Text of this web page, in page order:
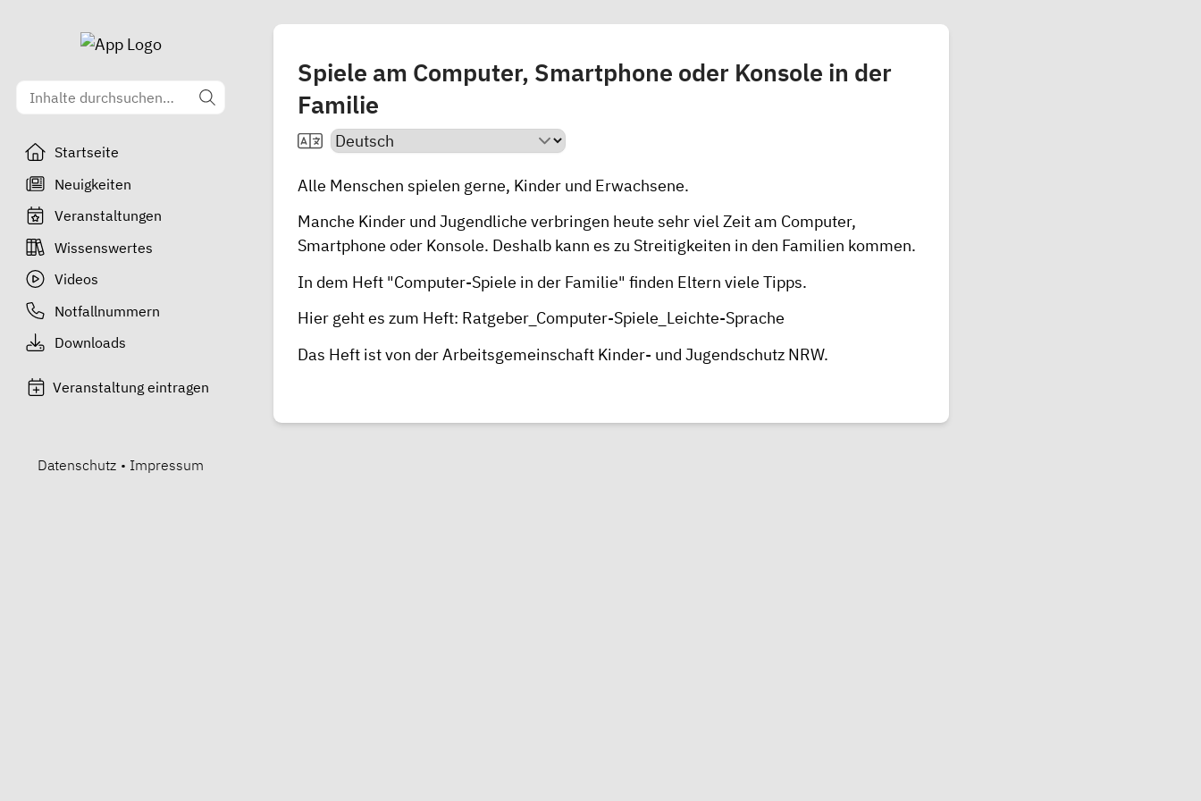
Startseite
Neuigkeiten
Veranstaltungen
Wissenswertes
Videos
Notfallnummern
Downloads
Veranstaltung eintragen
Datenschutz • Impressum
Spiele am Computer, Smartphone oder Konsole in der
Familie
Alle Menschen spielen gerne, Kinder und Erwachsene.
Manche Kinder und Jugendliche verbringen heute sehr viel Zeit am Computer,
Smartphone oder Konsole. Deshalb kann es zu Streitigkeiten in den Familien kommen.
In dem Heft "Computer-Spiele in der Familie" finden Eltern viele Tipps.
Hier geht es zum Heft: Ratgeber_Computer-Spiele_Leichte-Sprache
Das Heft ist von der Arbeitsgemeinschaft Kinder- und Jugendschutz NRW.